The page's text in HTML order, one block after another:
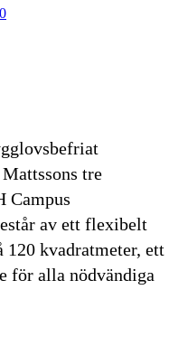
tre
Campus
av ett flexibelt
120 kvadratmeter, ett
för alla nödvändiga